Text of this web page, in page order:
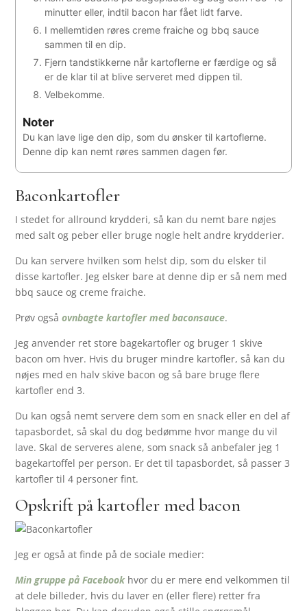
minutter eller, indtil bacon har fået lidt farve.
I mellemtiden røres creme fraiche og bbq sauce
sammen til en dip.
Fjern tandstikkerne når kartoflerne er færdige og så
er de klar til at blive serveret med dippen til.
Velbekomme.
Noter
Du kan lave lige den dip, som du ønsker til kartoflerne.
Denne dip kan nemt røres sammen dagen før.
Baconkartofler
I stedet for allround krydderi, så kan du nemt bare nøjes
med salt og peber eller bruge nogle helt andre krydderier.
Du kan servere hvilken som helst dip, som du elsker til
disse kartofler. Jeg elsker bare at denne dip er så nem med
bbq sauce og creme fraiche.
Prøv også ovnbagte kartofler med baconsauce.
Jeg anvender ret store bagekartofler og bruger 1 skive
bacon om hver. Hvis du bruger mindre kartofler, så kan du
nøjes med en halv skive bacon og så bare bruge flere
kartofler end 3.
Du kan også nemt servere dem som en snack eller en del af
tapasbordet, så skal du dog bedømme hvor mange du vil
lave. Skal de serveres alene, som snack så anbefaler jeg 1
bagekartoffel per person. Er det til tapasbordet, så passer 3
kartofler til 4 personer fint.
Opskrift på kartofler med bacon
Jeg er også at finde på de sociale medier:
Min gruppe på Facebookhvor du er mere end velkommen til
at dele billeder, hvis du laver en (eller flere) retter fra